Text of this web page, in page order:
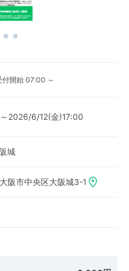
付開始 07:00 ～
2026/6/12(金)17:00
城
阪市中央区大阪城3-1